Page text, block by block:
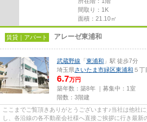
間取り：1K
面積：21.10㎡
賃貸｜アパート アレーゼ東浦和
武蔵野線 「 東浦和 」駅 徒歩7分
埼玉県さいたま市緑区東浦和 ５丁
6.7万円
築年数：築8年 ｜募集中： 1室
階数：3階建
ここまでご覧頂きありがとうございます♪当社は他社
し、各沿線の各不動産会社様へ直接ご挨拶に行き最新